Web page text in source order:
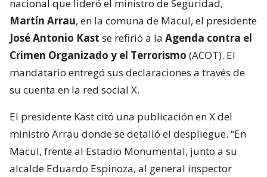
nacional que lideró el ministro de Seguridad,
Martín Arrau, en la comuna de Macul, el presidente
José Antonio Kast se refirió a la Agenda contra el
Crimen Organizado y el Terrorismo (ACOT). El
mandatario entregó sus declaraciones a través de
su cuenta en la red social X.
El presidente Kast citó una publicación en X del
ministro Arrau donde se detalló el despliegue. “En
Macul, frente al Estadio Monumental, junto a su
alcalde Eduardo Espinoza, al general inspector